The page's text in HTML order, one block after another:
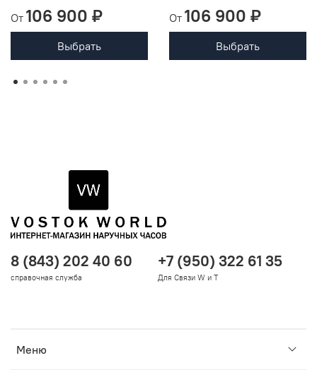
От 106 900 ₽
Выбрать
От 106 900 ₽
Выбрать
Меню
8 (843) 202 40 60
справочная служба
+7 (950) 322 61 35
Для Связи W и T